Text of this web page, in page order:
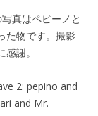
真はペピーノと
た物です。撮影
謝。
2: pepino and
and Mr.